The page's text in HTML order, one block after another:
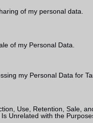
of my personal data.
of my Personal Data.
my Personal Data for
Use, Retention, Sale,
Unrelated with the